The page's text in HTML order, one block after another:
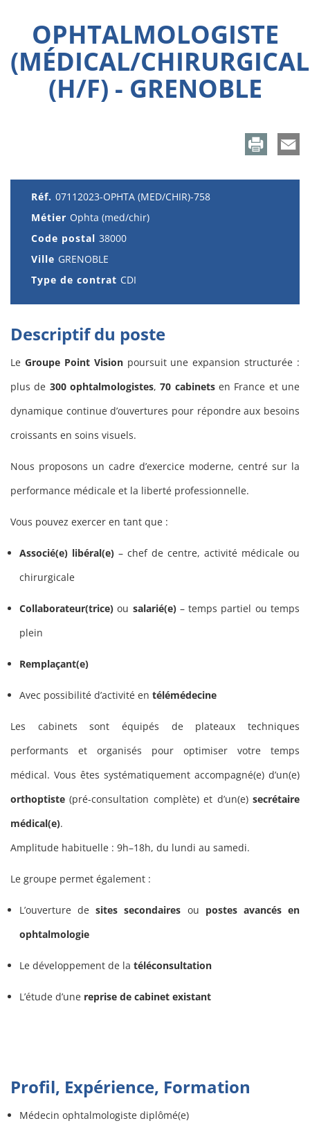
OPHTALMOLOGISTE
(MÉDICAL/
(H/F) - GRENOBLE
Réf. 07112023-OPHTA (MED/CHIR)-758
Métier Ophta (med/chir)
Code postal 38000
Ville GRENOBLE
Type de contrat CDI
Descriptif du poste
Le Groupe Point Visionpoursuit une expansion structurée :
plus de 300 ophtalmologistes,70 cabinetsen France et une
dynamique continue d’ouvertures pour répondre aux besoins
croissants en soins visuels.
Nous proposons un cadre d’exercice moderne, centré sur la
performance médicale et la liberté professionnelle.
Vous pouvez exercer en tant que :
Associé(e) libéral(e) – chef de centre, activité médicale ou
chirurgicale
Collaborateur(trice) ou salarié(e)– temps partiel ou temps
plein
Remplaçant(e)
Avec possibilité d’activité en télémédecine
Les cabinets sont équipés de plateaux techniques
performants et organisés pour optimiser votre temps
médical. Vous êtes systématiquement accompagné(e) d’un(e)
orthoptiste (pré-consultation complète) et d’un(e) secrétaire
médical(e).
Amplitude habituelle : 9h–18h, du lundi au samedi.
Le groupe permet également :
L’ouverture desites secondaires ou postes avancés en
ophtalmologie
Le développement de la téléconsultation
L’étude d’une reprise de cabinet existant
Profil, Expérience, Formation
Médecin ophtalmologiste diplômé(e)